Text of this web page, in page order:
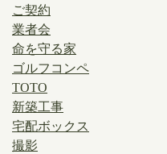
ご契約
業者会
命を守る家
ゴルフコンペ
TOTO
新築工事
宅配ボックス
撮影